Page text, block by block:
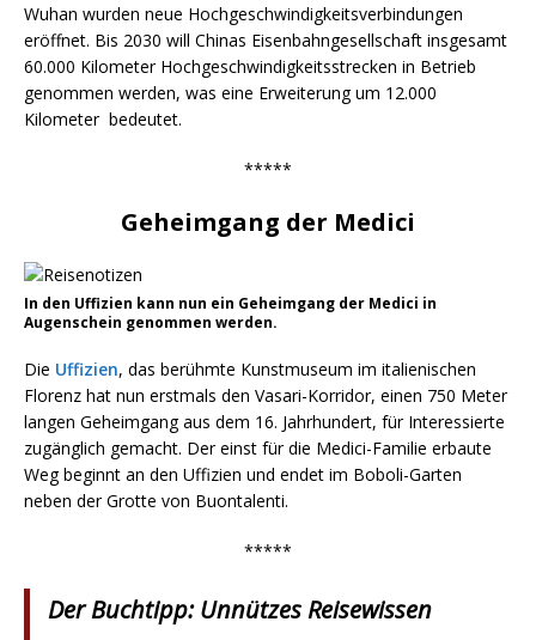
Wuhan wurden neue Hochgeschwindigkeitsverbindungen
eröffnet. Bis 2030 will Chinas Eisenbahngesellschaft insgesamt
60.000 Kilometer Hochgeschwindigkeitsstrecken in Betrieb
genommen werden, was eine Erweiterung um 12.000
Kilometer bedeutet.
*****
Geheimgang der Medici
In den Uffizien kann nun ein Geheimgang der Medici in
Augenschein genommen werden.
Die Uffizien, das berühmte Kunstmuseum im italienischen
Florenz hat nun erstmals den Vasari-Korridor, einen 750 Meter
langen Geheimgang aus dem 16. Jahrhundert, für Interessierte
zugänglich gemacht. Der einst für die Medici-Familie erbaute
Weg beginnt an den Uffizien und endet im Boboli-Garten
neben der Grotte von Buontalenti.
*****
Der Buchtipp: Unnützes Reisewissen